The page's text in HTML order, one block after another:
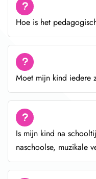
Hoe is het
Moet mijn kind iedere
Is mijn kind na
naschoolse, muzikale